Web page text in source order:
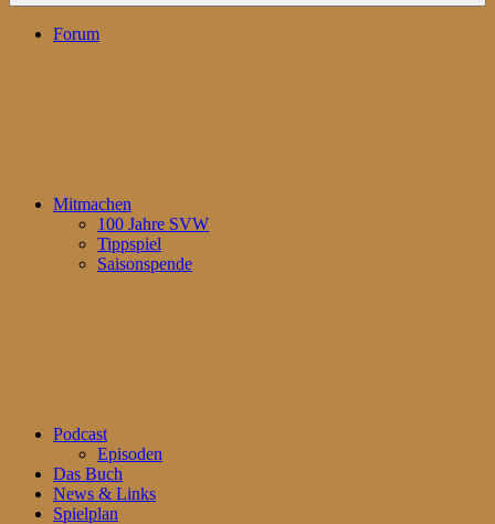
Forum
Mitmachen
100 Jahre SVW
Tippspiel
Saisonspende
Podcast
Episoden
Das Buch
News & Links
Spielplan